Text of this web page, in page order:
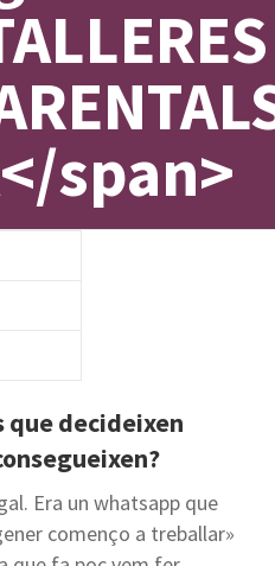
span>
que decideixen
Era un whatsapp que
començo a treballar»